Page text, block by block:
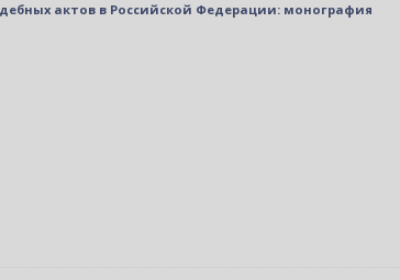
актов в Российской Федерации: монография